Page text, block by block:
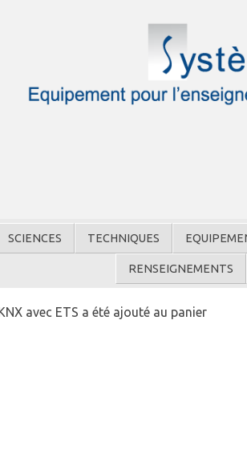
SCIENCES TECHNIQUES
RENSEIGNEMENTS
avec ETS a été ajouté au panier